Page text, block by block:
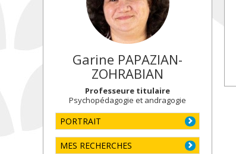
Garine PAPAZIAN-
ZOHRABIAN
Professeure titulaire
Psychopédagogie et andragogie
PORTRAIT
MES RECHERCHES